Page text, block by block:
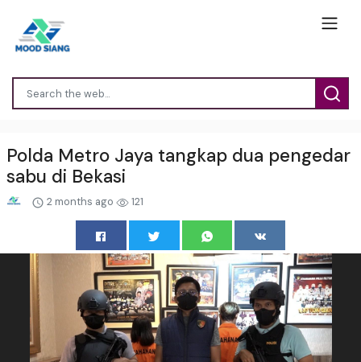
Polda Metro Jaya tangkap dua pengedar
sabu di Bekasi
2 months ago 121